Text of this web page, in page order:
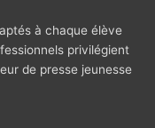
à chaque élève
privilégient
de presse jeunesse